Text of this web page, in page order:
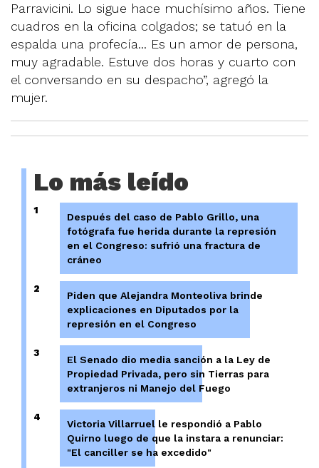
Parravicini. Lo sigue hace muchísimo años. Tiene
cuadros en la oficina colgados; se tatuó en la
espalda una profecía... Es un amor de persona,
muy agradable. Estuve dos horas y cuarto con
el conversando en su despacho”, agregó la
mujer.
Lo más leído
1
Después del caso de Pablo Grillo, una
fotógrafa fue herida durante la represión
en el Congreso: sufrió una fractura de
cráneo
2
Piden que Alejandra Monteoliva brinde
explicaciones en Diputados por la
represión en el Congreso
3
El Senado dio media sanción a la Ley de
Propiedad Privada, pero sin Tierras para
extranjeros ni Manejo del Fuego
4
Victoria Villarruel le respondió a Pablo
Quirno luego de que la instara a renunciar:
"El canciller se ha excedido"